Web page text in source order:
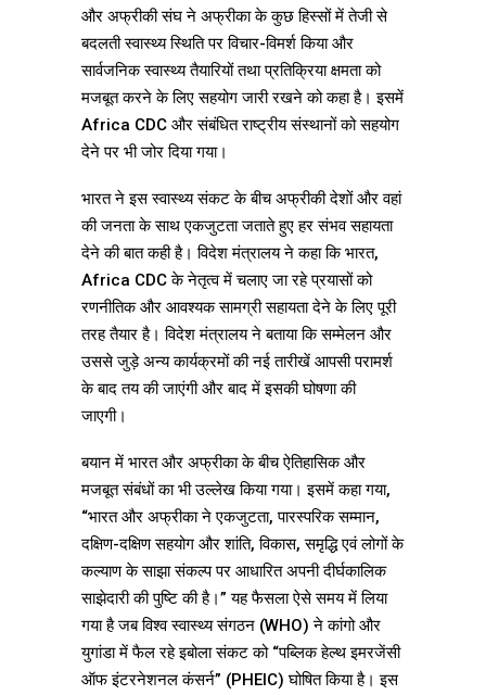
और अफ्रीकी संघ ने अफ्रीका के कुछ हिस्सों में तेजी से
बदलती स्वास्थ्य स्थिति पर विचार-विमर्श किया और
सार्वजनिक स्वास्थ्य तैयारियों तथा प्रतिक्रिया क्षमता को
मजबूत करने के लिए सहयोग जारी रखने को कहा है। इसमें
Africa CDC और संबंधित राष्ट्रीय संस्थानों को सहयोग
देने पर भी जोर दिया गया।
भारत ने इस स्वास्थ्य संकट के बीच अफ्रीकी देशों और वहां
की जनता के साथ एकजुटता जताते हुए हर संभव सहायता
देने की बात कही है। विदेश मंत्रालय ने कहा कि भारत,
Africa CDC के नेतृत्व में चलाए जा रहे प्रयासों को
रणनीतिक और आवश्यक सामग्री सहायता देने के लिए पूरी
तरह तैयार है। विदेश मंत्रालय ने बताया कि सम्मेलन और
उससे जुड़े अन्य कार्यक्रमों की नई तारीखें आपसी परामर्श
के बाद तय की जाएंगी और बाद में इसकी घोषणा की
जाएगी।
बयान में भारत और अफ्रीका के बीच ऐतिहासिक और
मजबूत संबंधों का भी उल्लेख किया गया। इसमें कहा गया,
“भारत और अफ्रीका ने एकजुटता, पारस्परिक सम्मान,
दक्षिण-दक्षिण सहयोग और शांति, विकास, समृद्धि एवं लोगों के
कल्याण के साझा संकल्प पर आधारित अपनी दीर्घकालिक
साझेदारी की पुष्टि की है।” यह फैसला ऐसे समय में लिया
गया है जब विश्व स्वास्थ्य संगठन (WHO) ने कांगो और
युगांडा में फैल रहे इबोला संकट को “पब्लिक हेल्थ इमरजेंसी
ऑफ इंटरनेशनल कंसर्न” (PHEIC) घोषित किया है। इस